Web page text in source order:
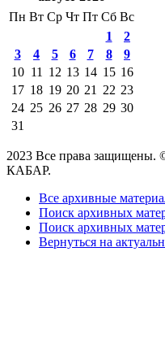
Пн Вт Ср Чт Пт Сб Вс
1
2
3
4 5 6 7 8
9
10 11 12 13 14 15 16
17 18 19 20 21 22 23
24 25 26 27 28 29 30
31
2023 Все права
КАБАР.
Все архивные
Поиск архивных
Поиск архивных
Вернуться на